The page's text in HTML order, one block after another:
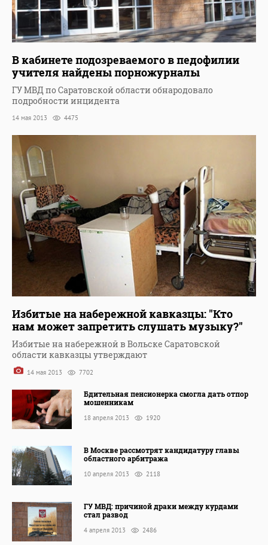
В кабинете подозреваемого в педофилии
учителя найдены порножурналы
ГУ МВД по Саратовской области обнародовало
подробности инцидента
14 мая 2013 4475
Избитые на набережной кавказцы: "Кто
нам может запретить слушать музыку?"
Избитые на набережной в Вольске Саратовской
области кавказцы утверждают
14 мая 2013 7702
Бдительная пенсионерка смогла дать отпор
мошенникам
18 апреля 2013 1920
В Москве рассмотрят кандидатуру главы
областного арбитража
10 апреля 2013 2118
ГУ МВД: причиной драки между курдами
стал развод
4 апреля 2013 2486